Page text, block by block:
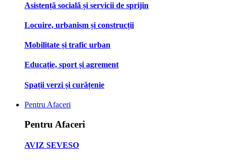
Asistență socială și servicii de sprijin
Locuire, urbanism și construcții
Mobilitate și trafic urban
Educație, sport și agrement
Spații verzi și curățenie
Pentru Afaceri
Pentru Afaceri
AVIZ SEVESO